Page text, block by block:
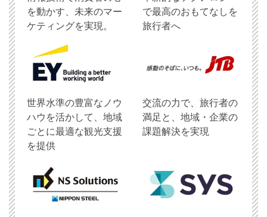
を動かす、未来のマー
ケティングを実現。
で最高のおもてなしを
旅行者へ
世界水準の豊富なノウ
ハウを活かして、地域
ごとに最適な観光支援
を提供
交流の力で、旅行者の
満足と、地域・企業の
課題解決を実現